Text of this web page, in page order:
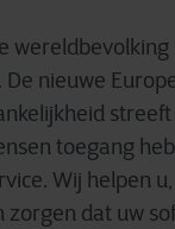
De nieuwe
toegang
Wij helpen
zorgen dat uw